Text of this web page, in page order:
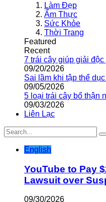
Làm Đẹp
Ẩm Thực
Sức Khỏe
Thời Trang
Featured
Recent
7 trái cây giúp giải
09/20/2026
Sai lầm khi tập thể
09/05/2026
5 loại trái cây bổ thận
09/03/2026
Liên Lạc
English
YouTube to Pay
Lawsuit over
09/30/2026